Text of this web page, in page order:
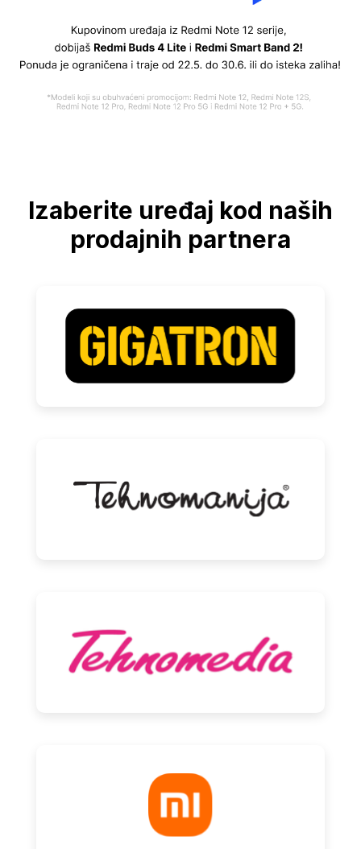
Izaberite uređaj kod naših
prodajnih partnera